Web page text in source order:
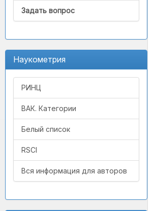
Задать вопрос
Наукометрия
РИНЦ
ВАК. Категории
Белый список
RSCI
Вся информация для авторов